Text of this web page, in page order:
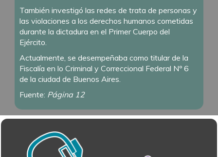
También investigó las redes de trata de personas y
las violaciones a los derechos humanos cometidas
durante la dictadura en el Primer Cuerpo del
Ejército.
Actualmente, se desempeñaba como titular de la
Fiscalía en lo Criminal y Correccional Federal Nº 6
de la ciudad de Buenos Aires.
Fuente: Página 12